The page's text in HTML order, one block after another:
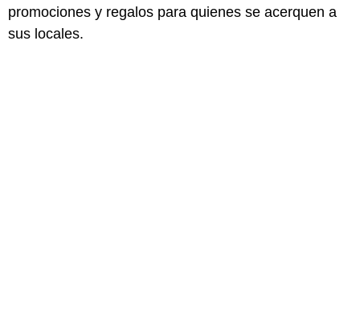
promociones y regalos para quienes se acerquen a
sus locales.